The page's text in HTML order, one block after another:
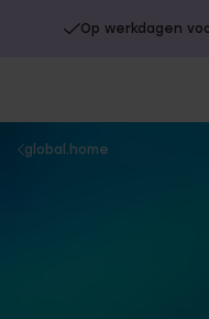
Gratis
You
global.home